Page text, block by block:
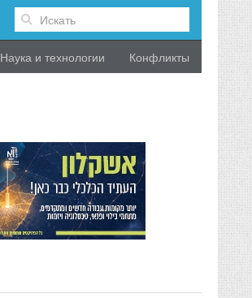
Наука и технологии Конфликты